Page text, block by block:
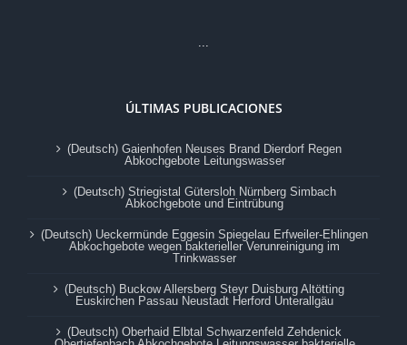
...
ÚLTIMAS PUBLICACIONES
(Deutsch) Gaienhofen Neuses Brand Dierdorf Regen
Abkochgebote Leitungswasser
(Deutsch) Striegistal Gütersloh Nürnberg Simbach
Abkochgebote und Eintrübung
(Deutsch) Ueckermünde Eggesin Spiegelau Erfweiler-Ehlingen
Abkochgebote wegen bakterieller Verunreinigung im
Trinkwasser
(Deutsch) Buckow Allersberg Steyr Duisburg Altötting
Euskirchen Passau Neustadt Herford Unterallgäu
(Deutsch) Oberhaid Elbtal Schwarzenfeld Zehdenick